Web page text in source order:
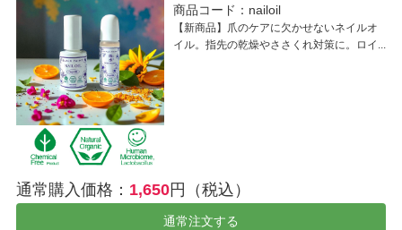
商品コード：nailoil
【新商品】爪のケアに欠かせないネイルオ
イル。指先の乾燥やささくれ対策に。ロイ...
通常購入価格： 1,650円（税込）
通常注文する